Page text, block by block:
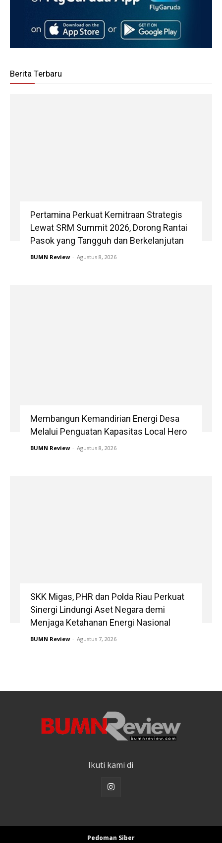
Berita Terbaru
Pertamina Perkuat Kemitraan Strategis
Lewat SRM Summit 2026, Dorong Rantai
Pasok yang Tangguh dan Berkelanjutan
BUMN Review - Agustus 8, 2026
Membangun Kemandirian Energi Desa
Melalui Penguatan Kapasitas Local Hero
BUMN Review - Agustus 8, 2026
SKK Migas, PHR dan Polda Riau Perkuat
Sinergi Lindungi Aset Negara demi
Menjaga Ketahanan Energi Nasional
BUMN Review - Agustus 7, 2026
Ikuti kami di
Pedoman Siber